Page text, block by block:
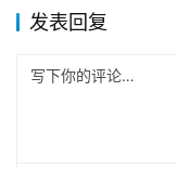
发表回复